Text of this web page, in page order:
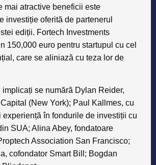
mai atractive beneficii este
investiție oferită de partenerul
ediții. Fortech Investments
150,000 euro pentru startupul cu cel
care se aliniază cu teza lor de
implicați se numără Dylan Reider,
(New York); Paul Kallmes, cu
experiență în fondurile de investiții cu
SUA; Alina Abey, fondatoare
Association San Francisco;
cofondator Smart Bill; Bogdan